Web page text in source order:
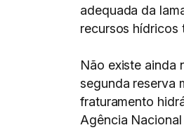
adequada da
recursos hídricos
Não existe ainda
segunda reserva
fraturamento
Agência